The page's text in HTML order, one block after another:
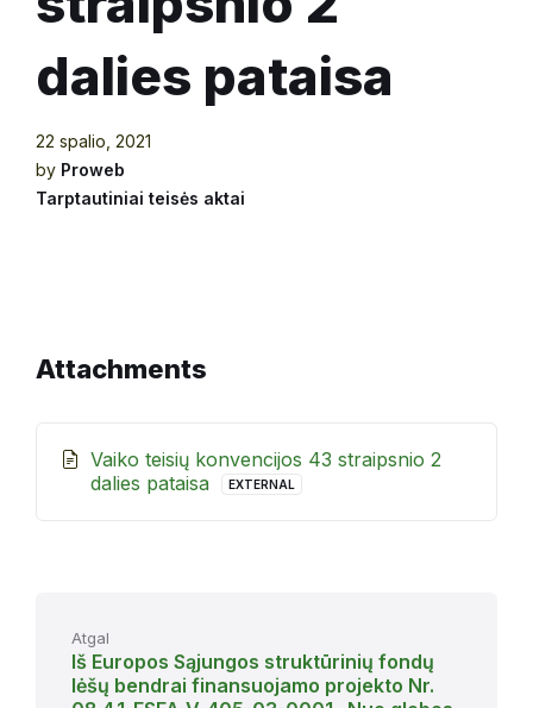
dalies pataisa
22 spalio, 2021
by Proweb
Tarptautiniai teisės aktai
Attachments
Vaiko teisių konvencijos 43 straipsnio 2
dalies pataisa
File
EXTERNAL
Atgal
Iš Europos Sąjungos struktūrinių fondų
lėšų bendrai finansuojamo projekto Nr.